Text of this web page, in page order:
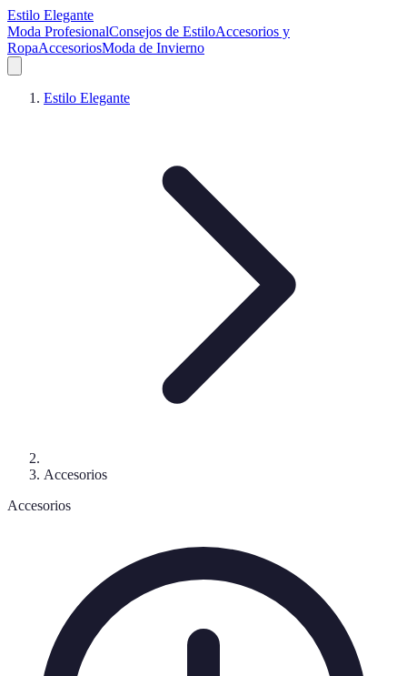
Estilo Elegante
Moda ProfesionalConsejos de EstiloAccesorios y
RopaAccesoriosModa de Invierno
Estilo Elegante
Accesorios
Accesorios